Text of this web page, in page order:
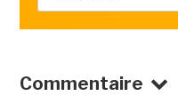
Commentaire